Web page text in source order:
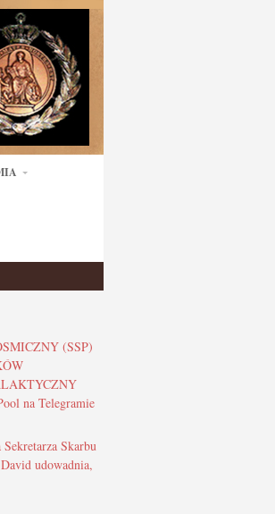
(SSP)
na Telegramie
Skarbu
udowadnia,